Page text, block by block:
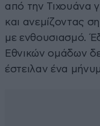
από την Τιχουάνα
και ανεμίζοντας
με ενθουσιασμό.
Εθνικών ομάδων
έστειλαν ένα